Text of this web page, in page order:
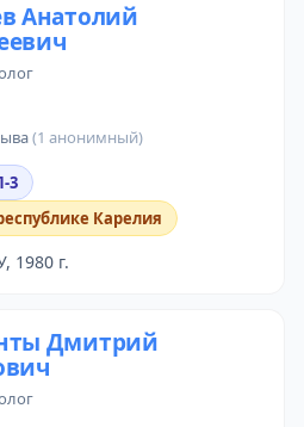
Анатолий
(1 анонимный)
3
Карелия
1980 г.
Дмитрий